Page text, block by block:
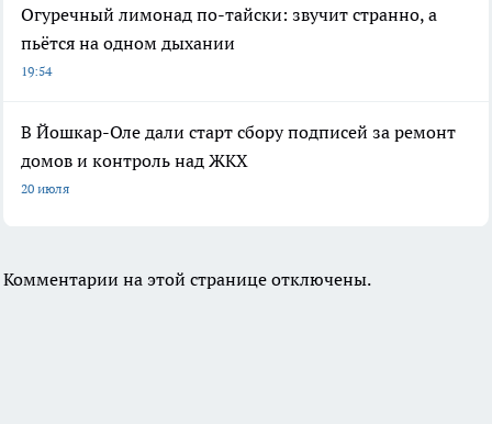
Огуречный лимонад по-тайски: звучит странно, а
пьётся на одном дыхании
19:54
В Йошкар-Оле дали старт сбору подписей за ремонт
домов и контроль над ЖКХ
20 июля
Комментарии на этой странице отключены.